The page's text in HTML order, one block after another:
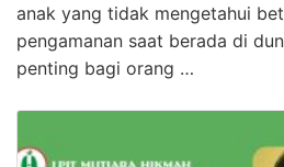
anak yang tidak mengetahui
pengamanan saat berada di
penting bagi orang …